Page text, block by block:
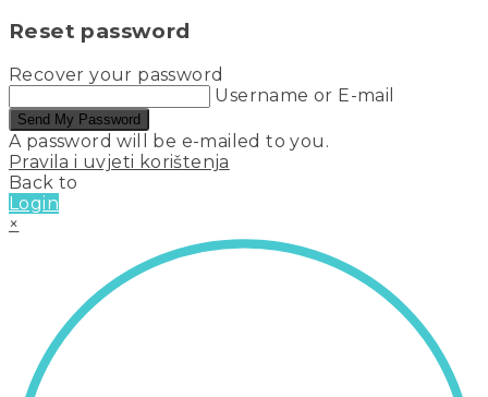
Reset password
Recover your password
Username or E-mail
Send My Password
A password will be e-mailed to you.
Pravila i uvjeti korištenja
Back to
Login
×